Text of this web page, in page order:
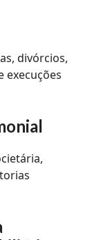
divórcios,
execuções